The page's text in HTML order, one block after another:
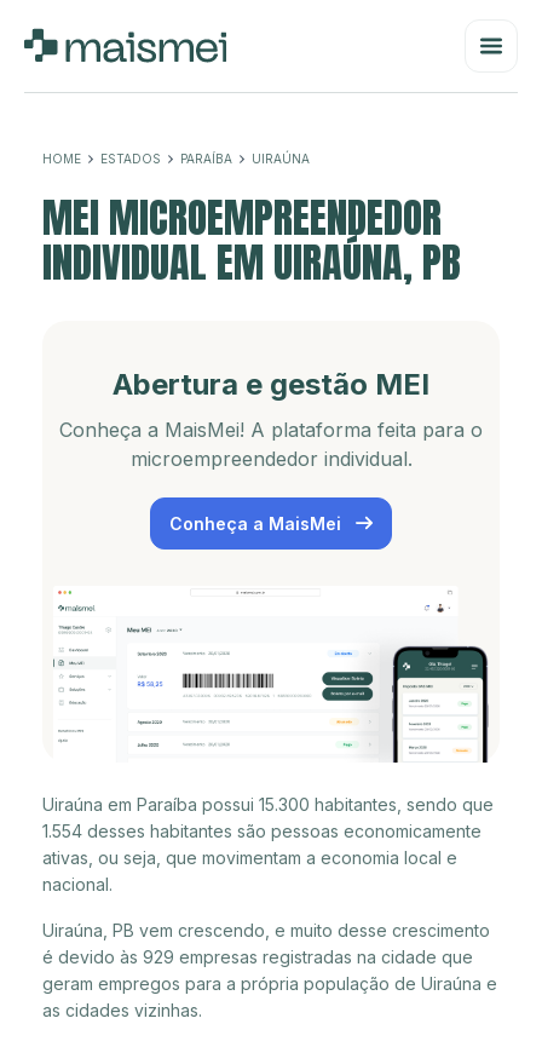
HOME ESTADOS PARAÍBA UIRAÚNA
MEI MICROEMPREENDEDOR
INDIVIDUAL EM UIRAÚNA, PB
Abertura e gestão MEI
Conheça a MaisMei! A plataforma feita para o
microempreendedor individual.
Conheça a MaisMei
Uiraúna em Paraíba possui 15.300 habitantes, sendo que
1.554 desses habitantes são pessoas economicamente
ativas, ou seja, que movimentam a economia local e
nacional.
Uiraúna, PB vem crescendo, e muito desse crescimento
é devido às 929 empresas registradas na cidade que
geram empregos para a própria população de Uiraúna e
as cidades vizinhas.